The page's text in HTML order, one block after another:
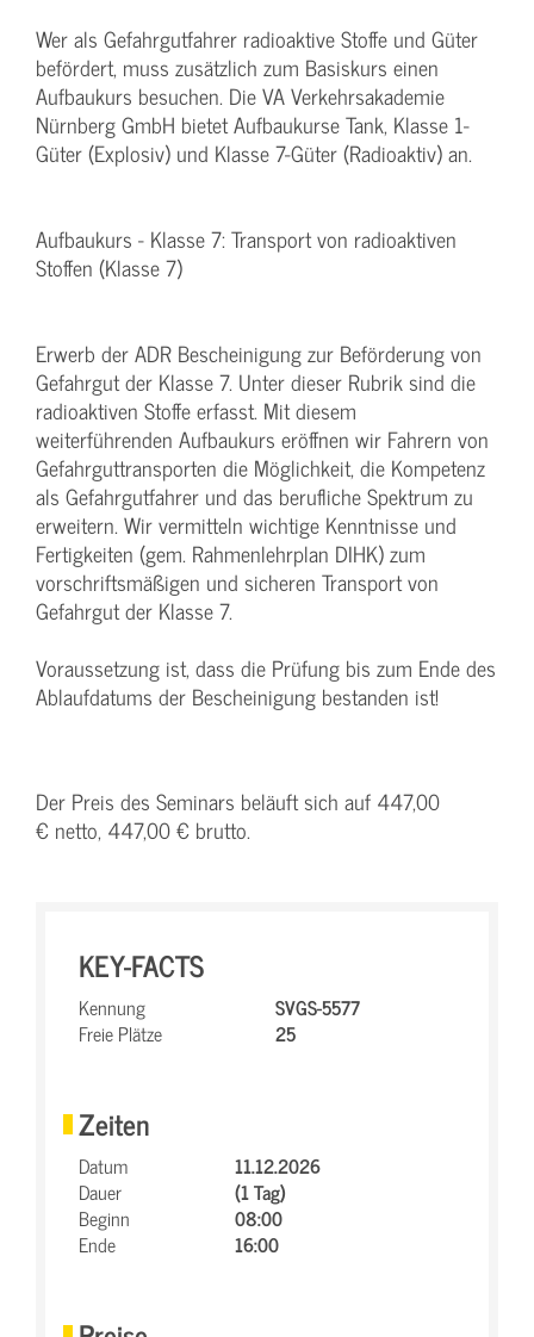
Wer als Gefahrgutfahrer radioaktive Stoffe und Güter
befördert, muss zusätzlich zum Basiskurs einen
Aufbaukurs besuchen. Die VA Verkehrsakademie
Nürnberg GmbH bietet Aufbaukurse Tank, Klasse 1-
Güter (Explosiv) und Klasse 7-Güter (Radioaktiv) an.
Aufbaukurs - Klasse 7: Transport von radioaktiven
Stoffen (Klasse 7)
Erwerb der ADR Bescheinigung zur Beförderung von
Gefahrgut der Klasse 7. Unter dieser Rubrik sind die
radioaktiven Stoffe erfasst. Mit diesem
weiterführenden Aufbaukurs eröffnen wir Fahrern von
Gefahrguttransporten die Möglichkeit, die Kompetenz
als Gefahrgutfahrer und das berufliche Spektrum zu
erweitern. Wir vermitteln wichtige Kenntnisse und
Fertigkeiten (gem. Rahmenlehrplan DIHK) zum
vorschriftsmäßigen und sicheren Transport von
Gefahrgut der Klasse 7.
Voraussetzung ist, dass die Prüfung bis zum Ende des
Ablaufdatums der Bescheinigung bestanden ist!
Der Preis des Seminars beläuft sich auf 447,00
€ netto, 447,00 € brutto.
KEY-FACTS
Kennung
SVGS-5577
Freie Plätze
25
Zeiten
Datum
11.12.2026
Dauer
(1 Tag)
Beginn
08:00
Ende
16:00